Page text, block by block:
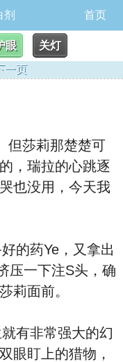
首页
眼
关灯
一页
但莎莉那楚楚可
，瑞拉的心跳逐
也没用，今天我
的药Ye，又拿出
压一下注S头，确
莉面前。
有非常强大的幻
眼盯上的猎物，